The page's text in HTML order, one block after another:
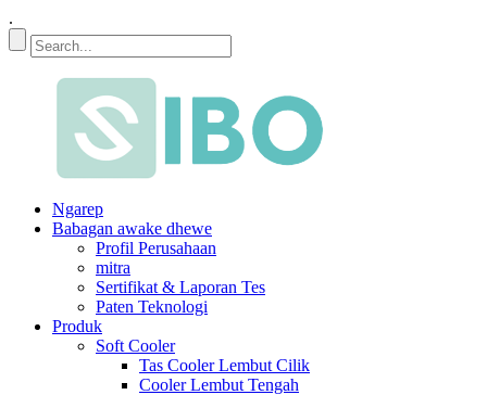
.
Ngarep
Babagan awake dhewe
Profil Perusahaan
mitra
Sertifikat & Laporan Tes
Paten Teknologi
Produk
Soft Cooler
Tas Cooler Lembut Cilik
Cooler Lembut Tengah